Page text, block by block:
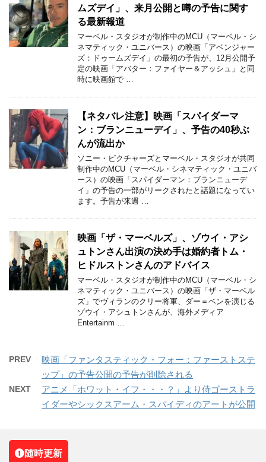
ムズデイ」、来月公開と噂の予告に関す
る最新報道
マーベル・スタジオが制作中のMCU（マーベル・シ
ネマティック・ユニバース）の映画「アベンジャー
ズ：ドゥームズデイ」の最初の予告が、12月公開予
定の映画「アバター：ファイヤー＆アッシュ」と同
時に映画館で …
【ネタバレ注意】映画「スパイダーマ
ン：ブランニューデイ」、予告の40秒ぶ
んが流出か
ソニー・ピクチャーズとマーベル・スタジオが共同
制作中のMCU（マーベル・シネマティック・ユニバ
ース）の映画「スパイダーマン：ブランニューデ
イ」の予告の一部がリークされたと話題になってい
ます。予告が来週 …
映画「ザ・マーベルズ」、ゾウイ・アシ
ュトンさん出演の決め手は婚約者トム・
ヒドルストンさんのアドバイス
マーベル・スタジオが制作中のMCU（マーベル・シ
ネマティック・ユニバース）の映画「ザ・マーベル
ズ」でヴィランのクリー将軍、ダー＝ベンを演じる
ゾウイ・アシュトンさんが、海外メディア
Entertainm …
PREV
映画「ファンタスティック・フォー：ファーストステ
ップ」の予告公開の予告が削除される
NEXT
アニメ「ホワット・イフ・・・？」より侍ゴーストラ
イダーやシックスアーム・スパイディのアートが公開
随時更新